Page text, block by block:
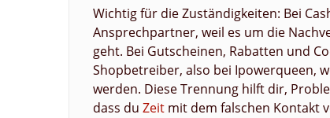
Wichtig für die Zuständigkeiten: Bei
Ansprechpartner, weil es um die
geht. Bei Gutscheinen, Rabatten und
Shopbetreiber, also bei Ipowerqueen,
werden. Diese Trennung hilft dir,
dass du Zeit mit dem falschen Kontakt